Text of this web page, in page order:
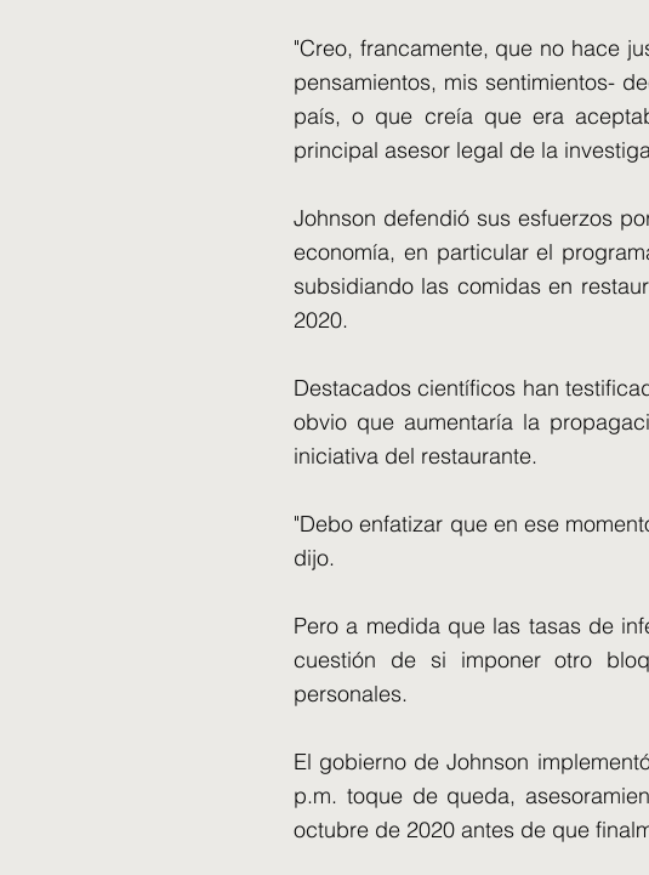
"Creo, francamente, que no hace
pensamientos, mis sentimientos-
país, o que creía que era
principal asesor legal de la
Johnson defendió sus esfuerzos
economía, en particular el
subsidiando las comidas en
2020.
Destacados científicos han
obvio que aumentaría la
iniciativa del restaurante.
"Debo enfatizar que en ese
dijo.
Pero a medida que las tasas de
cuestión de si imponer otro
personales.
El gobierno de Johnson
p.m. toque de queda,
octubre de 2020 antes de que